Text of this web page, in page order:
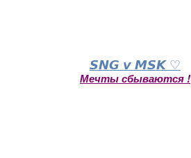
𝙎𝙉𝙂 𝙫 𝙈𝙎𝙆 ♡
Мечты сбываются !